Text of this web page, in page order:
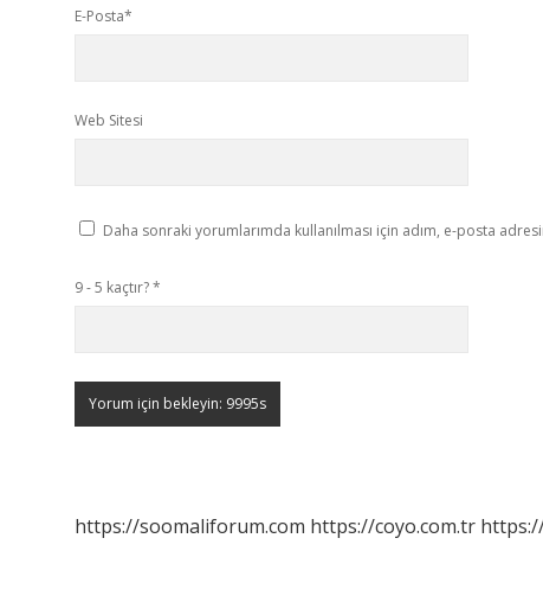
E-Posta*
Web Sitesi
Daha sonraki yorumlarımda kullanılması için adım, e-posta
9 - 5 kaçtır?*
https://soomaliforum.com https://coyo.com.tr